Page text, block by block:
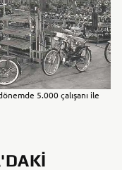
5.000 çalışanı ile